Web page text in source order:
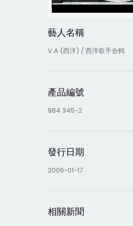
藝人名稱
V.A.(西洋) / 西洋歌手合輯
產品編號
984 345-2
發行日期
2006-01-17
相關新聞